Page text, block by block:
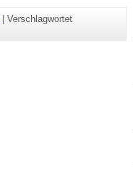
|Verschlagwortet